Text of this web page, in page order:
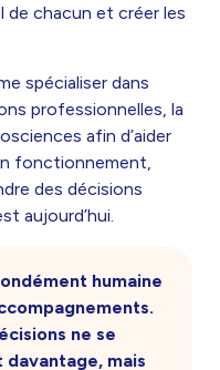
chacun et créer les
spécialiser dans
professionnelles, la
afin d’aider
fonctionnement,
des décisions
aujourd’hui.
humaine
ne se
mais